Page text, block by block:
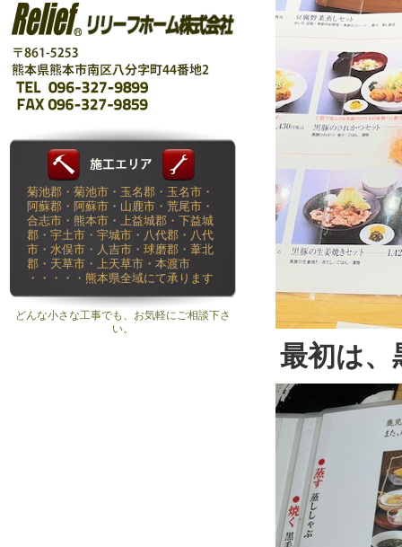
最初は、
菊池郡・菊池市・玉名郡・玉名市・
阿蘇郡・阿蘇市・山鹿市・荒尾市・
合志市・熊本市・上益城郡・下益城
郡・宇土市・宇城市・八代郡・八代
市・水俣市・人吉市・球磨郡・葦北
郡・天草市・上天草市・本渡市
・・・・・熊本県全域にて承ります
どんな小さな工事でも、お気軽にご相談下さ
い。